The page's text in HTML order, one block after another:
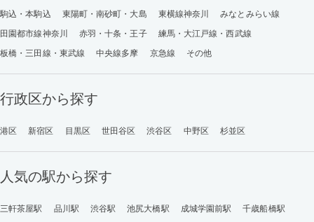
駒込・本駒込
東陽町・南砂町・大島 東横線神奈川
みなとみらい線
田園都市線神奈川
赤羽・十条・王子
練馬・大江戸線・西武線
板橋・三田線・東武線
中央線多摩 京急線 その他
行政区から探す
港区 新宿区 目黒区 世田谷区 渋谷区 中野区 杉並区
人気の駅から探す
三軒茶屋駅 品川駅 渋谷駅 池尻大橋駅 成城学園前駅
千歳船橋駅